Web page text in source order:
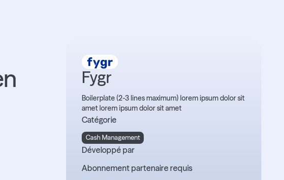
Fygr
Boilerplate (2-3 lines maximum) lorem ipsum dolor sit
amet lorem ipsum dolor sit amet
Catégorie
Cash Management
Développé par
Abonnement partenaire requis